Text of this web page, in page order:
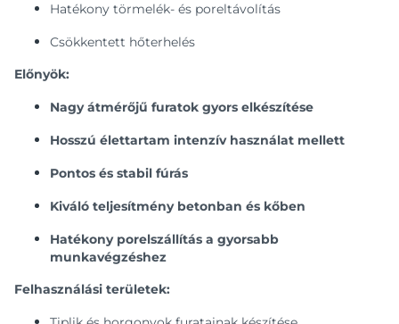
Hatékony törmelék- és poreltávolítás
Csökkentett hőterhelés
Előnyök:
Nagy átmérőjű furatok gyors elkészítése
Hosszú élettartam intenzív használat mellett
Pontos és stabil fúrás
Kiváló teljesítmény betonban és kőben
Hatékony porelszállítás a gyorsabb
munkavégzéshez
Felhasználási területek: